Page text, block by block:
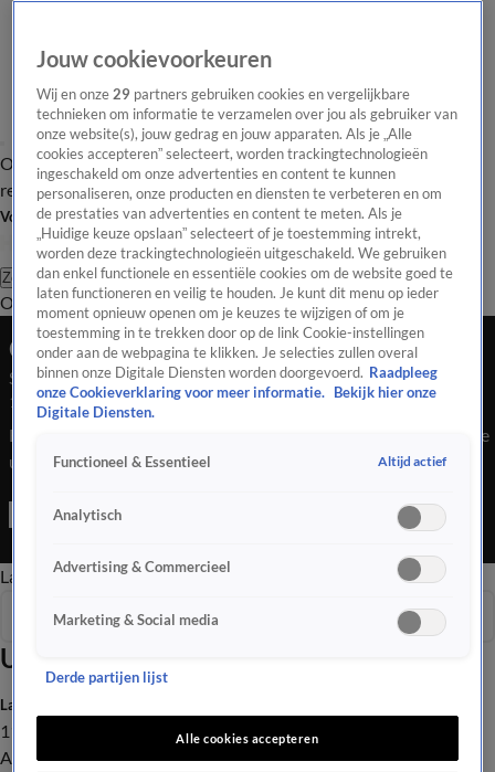
Overzicht Laatste nieuws Regionieuws Het beste van Hart
Tip de
redactie
Volg Hart van Nederland
Zoeken
OverzichtRegioUitzendingenWeerTip de redactiePanelVideo's
Ochtend Editie
Seizoen 2026, aflevering 287
19 jan, 07:00
Bekijk aflevering 287 van Hart van Nederland - Ochtend Editie
uit seizoen 2026 hier. Deze aflevering is uitgezonden op 19
Editie is een Nieuws programma
Late EditieOchtend EditieVroege Editie
Uitzendingen
Seizoen 2026
Laatste nieuws
112
Advies & Tips
Jouw cookievoorkeuren
Wij en onze29 partners gebruiken cookies en vergelijkbare
technieken om informatie te verzamelen over jou als gebruiker van
onze website(s), jouw gedrag en jouw apparaten. Als je „Alle
cookies accepteren” selecteert, worden trackingtechnologieën
ingeschakeld om onze advertenties en content te kunnen
personaliseren, onze producten en diensten te verbeteren en om
de prestaties van advertenties en content te meten. Als je
„Huidige keuze opslaan” selecteert of je toestemming intrekt,
worden deze trackingtechnologieën uitgeschakeld. We gebruiken
dan enkel functionele en essentiële cookies om de website goed te
laten functioneren en veilig te houden. Je kunt dit menu op ieder
moment opnieuw openen om je keuzes te wijzigen of om je
toestemming in te trekken door op de link Cookie-instellingen
onder aan de webpagina te klikken. Je selecties zullen overal
binnen onze Digitale Diensten worden doorgevoerd. Raadpleeg
onze Cookieverklaring voor meer informatie.
Bekijk hier onze
Digitale Diensten.
Functioneel & Essentieel Altijd actief
Analytisch
Advertising & Commercieel
Marketing & Social media
Derde partijen lijst
Alle cookies accepteren